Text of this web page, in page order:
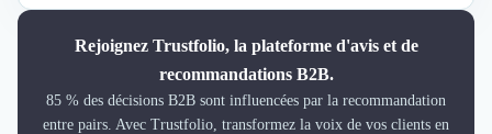
Rejoignez Trustfolio, la plateforme d'avis et de
recommandations B2B.
85 % des décisions B2B sont influencées par la recommandation
entre pairs. Avec Trustfolio, transformez la voix de vos clients en